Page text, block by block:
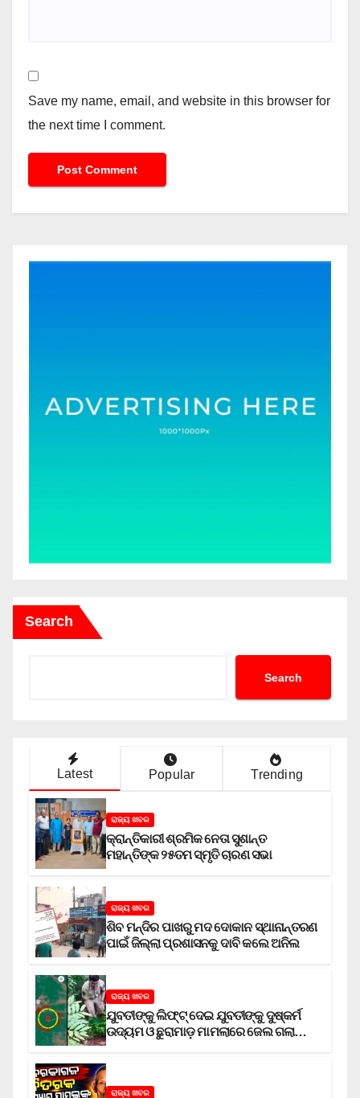
Save my name, email, and website in this browser for
the next time I comment.
Search
Search
Latest Popular Trending
ରାଜ୍ୟ ଖବର
କ୍ରାନ୍ତିକାରୀ ଶ୍ରମିକ ନେତା ସୁଶାନ୍ତ
ମହାନ୍ତିଙ୍କ ୨୫ତମ ସ୍ମୃତି ଚାରଣ ସଭା
ରାଜ୍ୟ ଖବର
ଶିବ ମନ୍ଦିର ପାଖରୁ ମଦ ଦୋକାନ ସ୍ଥାନାନ୍ତରଣ
ପାଇଁ ଜିଲ୍ଲା ପ୍ରଶାସନକୁ ଦାବି କଲେ ଅନିଲ
ରାଜ୍ୟ ଖବର
ଯୁବତୀଙ୍କୁ ଲିଫ୍‌ଟ୍‌ ଦେଇ ଯୁବତୀଙ୍କୁ ଦୁଷ୍କର୍ମ
ଉଦ୍ୟମ ଓ ଛୁରାମାଡ଼ ମାମଲାରେ ଜେଲ ଗଲା
ରାଜ୍ୟ ଖବର